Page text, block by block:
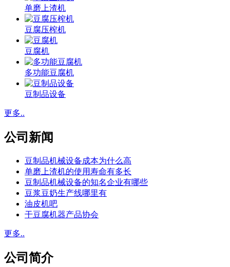
单磨上渣机
豆腐压榨机
豆腐机
多功能豆腐机
豆制品设备
更多..
公司新闻
豆制品机械设备成本为什么高
单磨上渣机的使用寿命有多长
豆制品机械设备的知名企业有哪些
豆浆豆奶生产线哪里有
油皮机吧
干豆腐机器产品协会
更多..
公司简介